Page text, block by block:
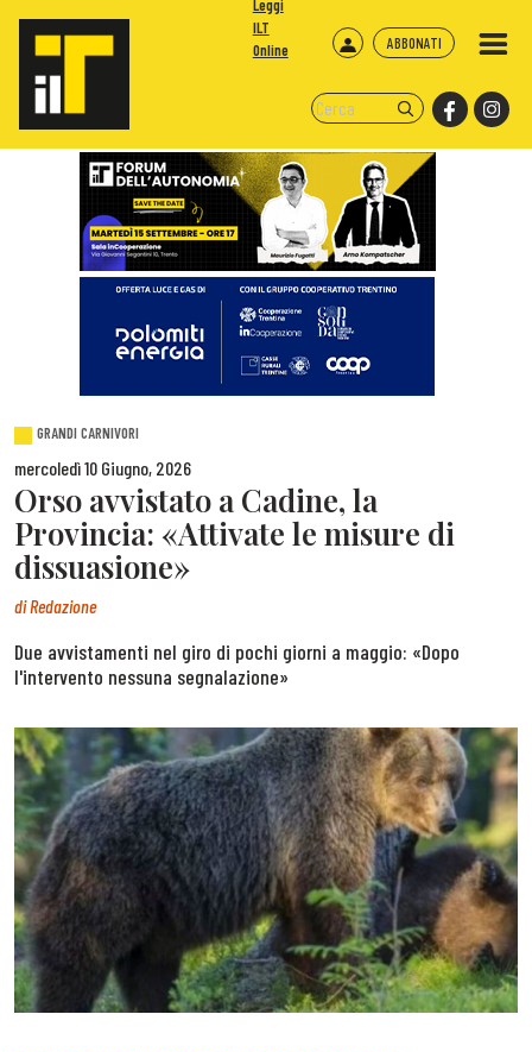
ABBONATI
Leggi
ILT
Online
GRANDI CARNIVORI
mercoledì 10 Giugno, 2026
Orso avvistato a Cadine, la
Provincia: «Attivate le misure di
dissuasione»
diRedazione
Due avvistamenti nel giro di pochi giorni a maggio: «Dopo
l'intervento nessuna segnalazione»